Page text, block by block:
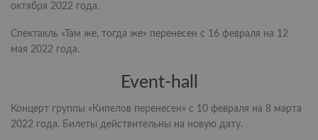
октября 2022 года.
Спектакль «Там же, тогда же» перенесен с 16 февраля на 12
мая 2022 года.
Event-hall
Концерт группы «Кипелов перенесен» с 10 февраля на 8 марта
2022 года. Билеты действительны на новую дату.